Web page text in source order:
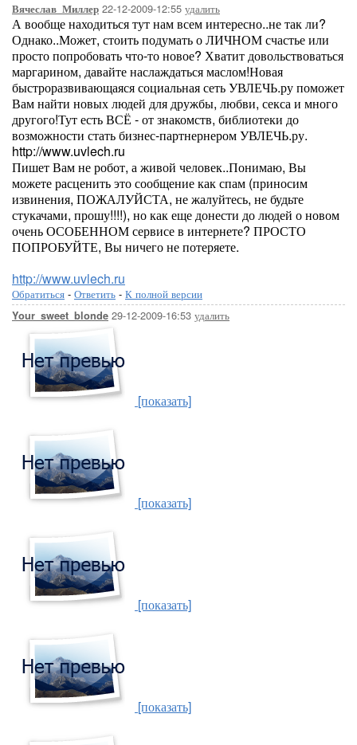
Вячеслав_Миллер 22-12-2009-12:55 удалить
А вообще находиться тут нам всем интересно..не так ли?
Однако..Может, стоить подумать о ЛИЧНОМ счастье или
просто попробовать что-то новое? Хватит довольствоваться
маргарином, давайте наслаждаться маслом!Новая
быстроразвивающаяся социальная сеть УВЛЕЧЬ.ру поможет
Вам найти новых людей для дружбы, любви, секса и много
другого!Тут есть ВСЁ - от знакомств, библиотеки до
возможности стать бизнес-партнернером УВЛЕЧЬ.ру.
http://www.uvlech.ru
Пишет Вам не робот, а живой человек..Понимаю, Вы
можете расценить это сообщение как спам (приносим
извинения, ПОЖАЛУЙСТА, не жалуйтесь, не будьте
стукачами, прошу!!!!), но как еще донести до людей о новом
очень ОСОБЕННОМ сервисе в интернете? ПРОСТО
ПОПРОБУЙТЕ, Вы ничего не потеряете.
http://www.uvlech.ru
Обратиться - Ответить - К полной версии
Your_sweet_blonde 29-12-2009-16:53 удалить
[показать]
[показать]
[показать]
[показать]